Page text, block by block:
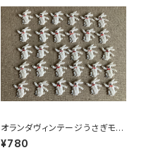
オランダヴィンテージうさぎモチ
ーフプラパーツ30個セットNo4
3
¥780